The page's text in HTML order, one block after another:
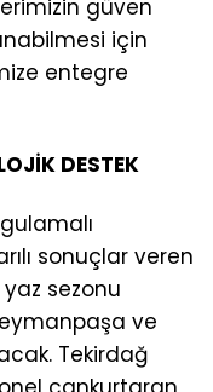
güven
için
entegre
DESTEK
sonuçlar veren
yaz sezonu
ve
Tekirdağ